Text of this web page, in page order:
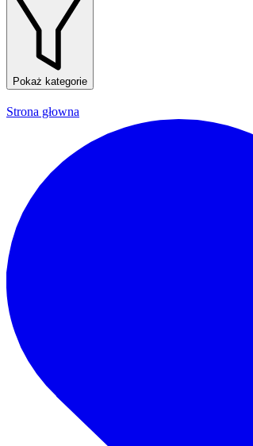
Pokaż kategorie
Strona głowna